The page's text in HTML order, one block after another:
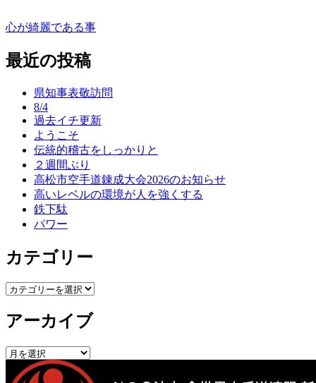
投
稿
心が綺麗である事
最近の投稿
県知事表敬訪問
8/4
過去イチ更新
ようこそ
伝統的稽古をしっかりと
２週間ぶり
高松市空手道錬成大会2026のお知らせ
高いレベルの環境が人を強くする
鉄下駄
パワー
カテゴリー
カ
ゴ
ー
アーカイブ
ア